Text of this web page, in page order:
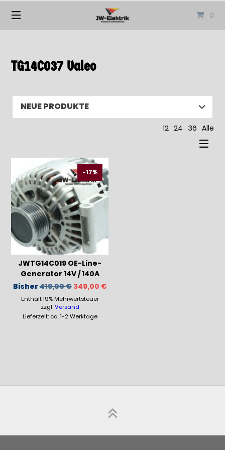
0
TG14C037 Valeo
12 24 36 Alle
-17%
JWTG14C019 OE-Line-
Generator 14V / 140A
Bisher419,00€ Ursprünglicher
Preis
war:
419,00 €
349,00 €Aktueller
Enthält 19% Mehrwertsteuer
zzgl.Versand
Lieferzeit: ca. 1-2 Werktage